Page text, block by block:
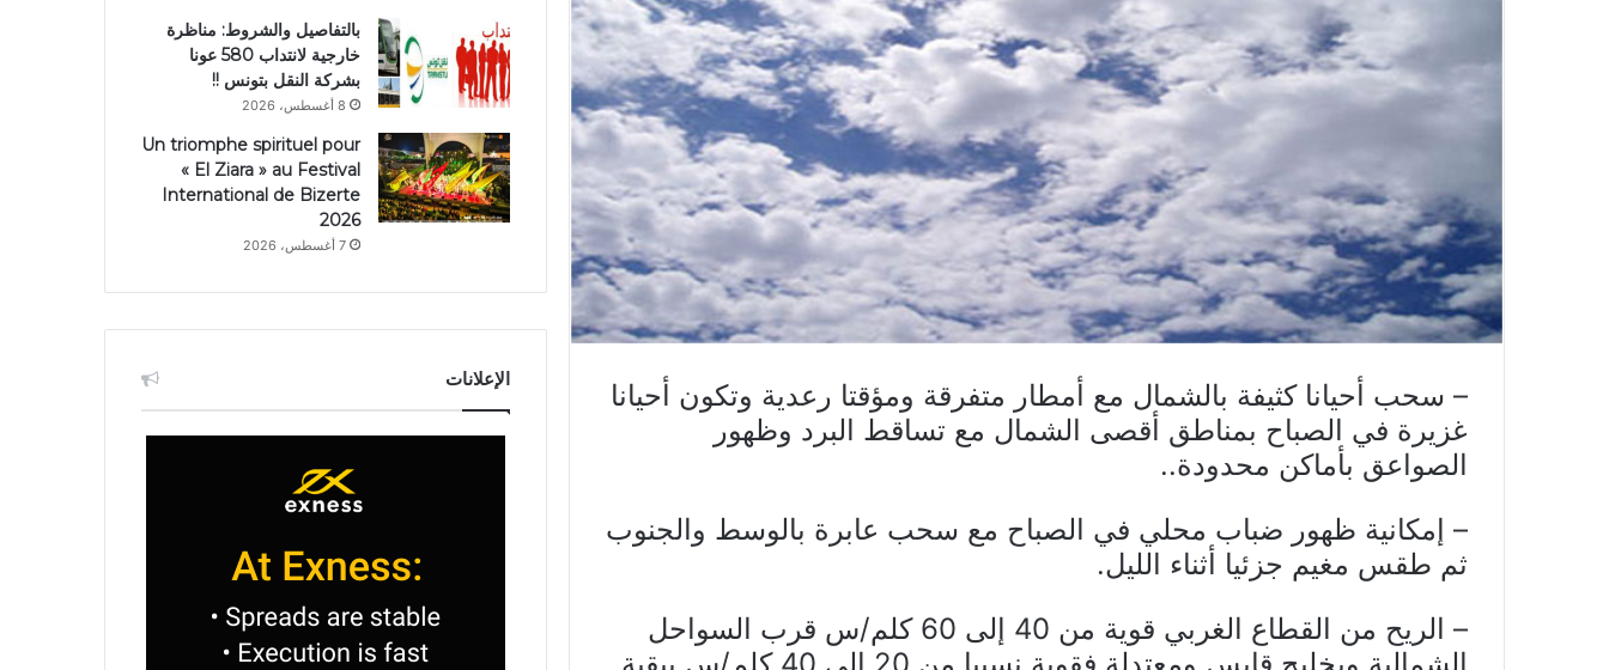
– سحب أحيانا كثيفة بالشمال مع أمطار متفرقة ومؤقتا رعدية وتكون أحيانا
غزيرة في الصباح بمناطق أقصى الشمال مع تساقط البرد وظهور
الصواعق بأماكن محدودة..
– إمكانية ظهور ضباب محلي في الصباح مع سحب عابرة بالوسط والجنوب
ثم طقس مغيم جزئيا أثناء الليل.
– الريح من القطاع الغربي قوية من 40 إلى 60 كلم/س قرب السواحل
بالتفاصيل والشروط: مناظرة
خارجية لانتداب 580 عونا
بشركة النقل بتونس !!
8 أغسطس، 2026
Un triomphe spirituel pour
« El Ziara » au Festival
International de Bizerte
2026
7 أغسطس، 2026
الإعلانات